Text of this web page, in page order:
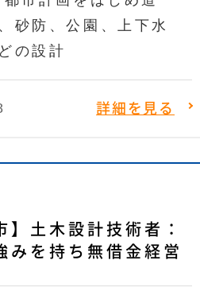
砂防、公園、上下水
の設計
詳細を見る
】土木設計技術者：
みを持ち無借金経営